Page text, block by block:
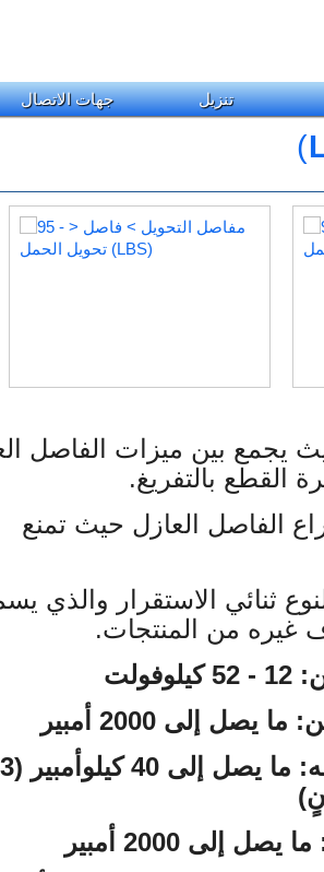
تنزيل جهات الاتصال
)
بين ميزات الفاصل
القطع بالتفريغ.
الفاصل العازل حيث تمنع
ثنائي الاستقرار والذي
غيره من المنتجات.
يصل إلى 2000 أمبير
زمن تيار القصر الذي يتحمله: ما يصل إلى 40 كيلوأمبير (3
2000 أمبير